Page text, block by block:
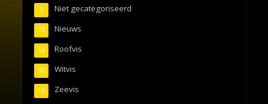
Niet gecategoriseerd
5
Nieuws
75
Roofvis
53
Witvis
55
Zeevis
15